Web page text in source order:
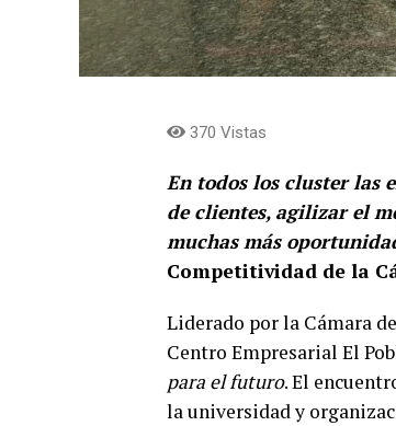
370 Vistas
En todos los cluster las
de clientes, agilizar el
muchas más
Competitividad de la
Liderado por la Cámara
Centro Empresarial El
para el futuro. El
la universidad y